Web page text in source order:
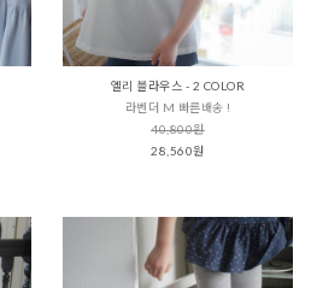
엘리 블라우스 - 2 COLOR
라벤더 M 빠른배송 !
40,800원
28,560원